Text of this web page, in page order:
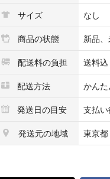
˖⋆꙳マットラミネートをすると
どからネームボードが見やす
でマットラミネートのみで十
紙も追加するのがおすすめです。
『出品しているデザイン、文
事可能です。お値段は300円
⚠︎オーダー方法などは商品画
サイズ
なし
商品の状態
新品
配送料の負担
送料込
配送方法
かん
発送日の目安
支払
発送元の地域
東京都